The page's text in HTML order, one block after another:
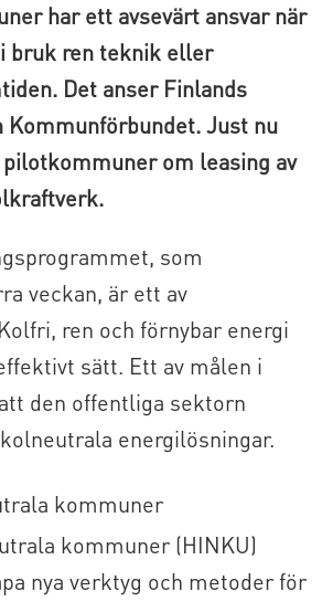
har ett avsevärt ansvar när
bruk ren teknik eller
Det anser Finlands
Just nu
om leasing av
som
veckan, är ett av
ren och förnybar energi
sätt. Ett av målen i
den offentliga sektorn
energilösningar.
kommuner
kommuner (HINKU)
nya verktyg och metoder för